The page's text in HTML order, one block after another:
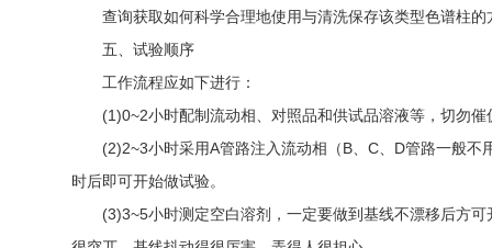
查询获取如何科学合理地使用与清洗保存该类型色谱柱的
五、试验顺序
工作流程应如下进行：
(1)0~2小时配制流动相、对照品和供试品溶液等，切勿催
(2)2~3小时采用A管路注入流动相（B、C、D管路一般不
时后即可开始做试验。
(3)3~5小时测定空白溶剂，一定要做到基线不漂移后方可